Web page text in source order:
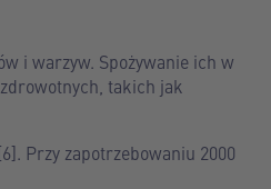
i warzyw. Spożywanie ich w
takich jak
Przy zapotrzebowaniu 2000